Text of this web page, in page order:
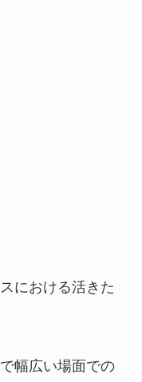
における活きた
幅広い場面での